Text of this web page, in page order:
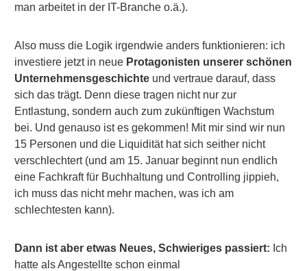
man arbeitet in der IT-Branche o.ä.).
Also muss die Logik irgendwie anders funktionieren: ich
investiere jetzt in neue Protagonisten unserer schönen
Unternehmensgeschichte und vertraue darauf, dass
sich das trägt. Denn diese tragen nicht nur zur
Entlastung, sondern auch zum zukünftigen Wachstum
bei. Und genauso ist es gekommen! Mit mir sind wir nun
15 Personen und die Liquidität hat sich seither nicht
verschlechtert (und am 15. Januar beginnt nun endlich
eine Fachkraft für Buchhaltung und Controlling jippieh,
ich muss das nicht mehr machen, was ich am
schlechtesten kann).
Dann ist aber etwas Neues, Schwieriges passiert: Ich
hatte als Angestellte schon einmal